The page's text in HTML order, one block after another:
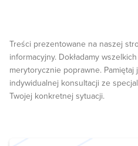
Treści prezentowane na naszej
informacyjny. Dokładamy
merytorycznie poprawne. Pamiętaj
indywidualnej konsultacji ze
Twojej konkretnej sytuacji.